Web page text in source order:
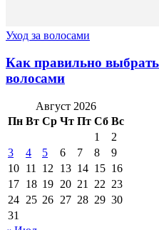
Уход за волосами
Как правильно выбрать
волосами
Август 2026
Пн Вт Ср Чт Пт Сб Вс
1
2
3
4 5 6 7 8
9
10 11 12 13 14 15 16
17 18 19 20 21 22 23
24 25 26 27 28 29 30
31